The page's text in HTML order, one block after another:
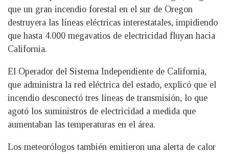
que un gran incendio forestal en el sur de Oregon
destruyera las líneas eléctricas interestatales, impidiendo
que hasta 4.000 megavatios de electricidad fluyan hacia
California.
El Operador del Sistema Independiente de California,
que administra la red eléctrica del estado, explicó que el
incendio desconectó tres líneas de transmisión, lo que
agotó los suministros de electricidad a medida que
aumentaban las temperaturas en el área.
Los meteorólogos también emitieron una alerta de calor